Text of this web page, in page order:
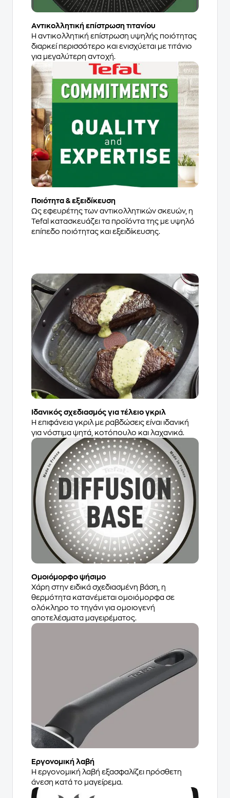
Αντικολλητική επίστρωση τιτανίου​
Η αντικολλητική επίστρωση υψηλής ποιότητας
διαρκεί περισσότερο και ενισχύεται με τιτάνιο
για μεγαλύτερη αντοχή.
Ποιότητα & εξειδίκευση​
Ως εφευρέτης των αντικολλητικών σκευών, η
Tefal κατασκευάζει τα προϊόντα της με υψηλό
επίπεδο ποιότητας και εξειδίκευσης.​
Ιδανικός σχεδιασμός για τέλειο γκριλ​
Η επιφάνεια γκριλ με ραβδώσεις είναι ιδανική
για νόστιμα ψητά, κοτόπουλο και λαχανικά.​
Ομοιόμορφο ψήσιμο​
Χάρη στην ειδικά σχεδιασμένη βάση, η
θερμότητα κατανέμεται ομοιόμορφα σε
ολόκληρο το τηγάνι για ομοιογενή
αποτελέσματα μαγειρέματος.​
Εργονομική λαβή​
Η εργονομική λαβή εξασφαλίζει πρόσθετη
άνεση κατά το μαγείρεμα.​